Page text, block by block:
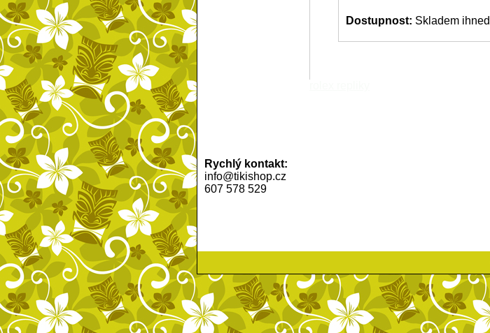
Dostupnost: Skladem ihned
Rychlý kontakt:
info@tikishop.cz
607 578 529